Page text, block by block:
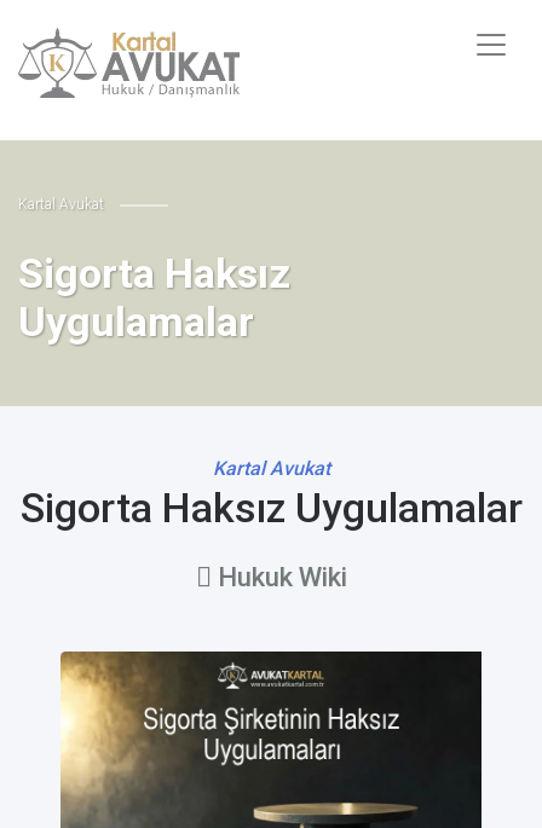
Kartal Avukat
Sigorta Haksız
Uygulamalar
Kartal Avukat
Sigorta Haksız Uygulamalar
Hukuk Wiki